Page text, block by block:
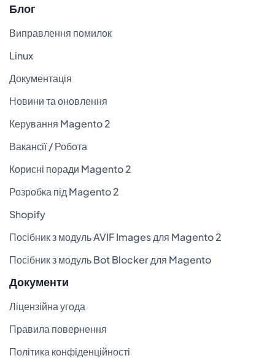
Блог
Виправлення помилок
Linux
Документація
Новини та оновлення
Керування Magento 2
Вакансії / Робота
Корисні поради Magento 2
Розробка під Magento 2
Shopify
Посібник з модуль AVIF Images для Magento 2
Посібник з модуль Bot Blocker для Magento
Документи
Ліцензійна угода
Правила повернення
Політика конфіденційності